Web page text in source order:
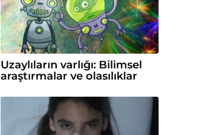
Uzaylıların varlığı: Bilimsel
araştırmalar ve olasılıklar